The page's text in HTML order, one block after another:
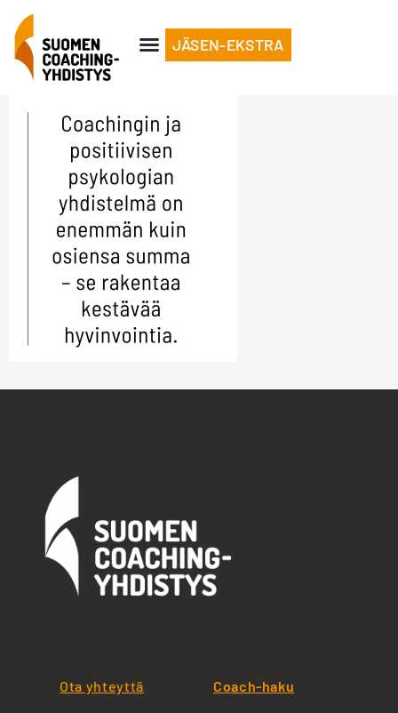
JÄSEN-EKSTRA
Ota yhteyttä Coach-haku